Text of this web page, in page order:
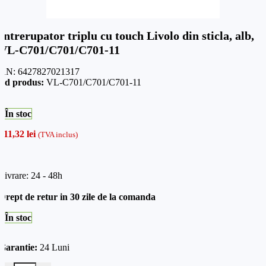
triplu cu touch Livolo din sticla, alb,
C701/C701/C701-11
6427827021317
produs: VL-C701/C701/C701-11
În stoc
lei (TVA inclus)
24 - 48h
de retur in 30 zile de la comanda
În stoc
24 Luni